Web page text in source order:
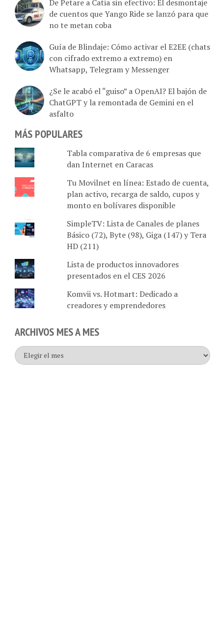
de cuentos que Yango Ride se lanzó para que
no te metan coba
Guía de Blindaje: Cómo activar el E2EE (chats
con cifrado extremo a extremo) en
Whatsapp, Telegram y Messenger
¿Se le acabó el “guiso” a OpenAI? El bajón de
ChatGPT y la remontada de Gemini en el
asfalto
MÁS POPULARES
Tabla comparativa de 6 empresas que
dan Internet en Caracas
Tu Movilnet en línea: Estado de cuenta,
plan activo, recarga de saldo, cupos y
monto en bolívares disponible
SimpleTV: Lista de Canales de planes
Básico (72), Byte (98), Giga (147) y Tera
HD (211)
Lista de productos innovadores
presentados en el CES 2026
Komvii vs. Hotmart: Dedicado a
creadores y emprendedores
ARCHIVOS MES A MES
Archivos
mes